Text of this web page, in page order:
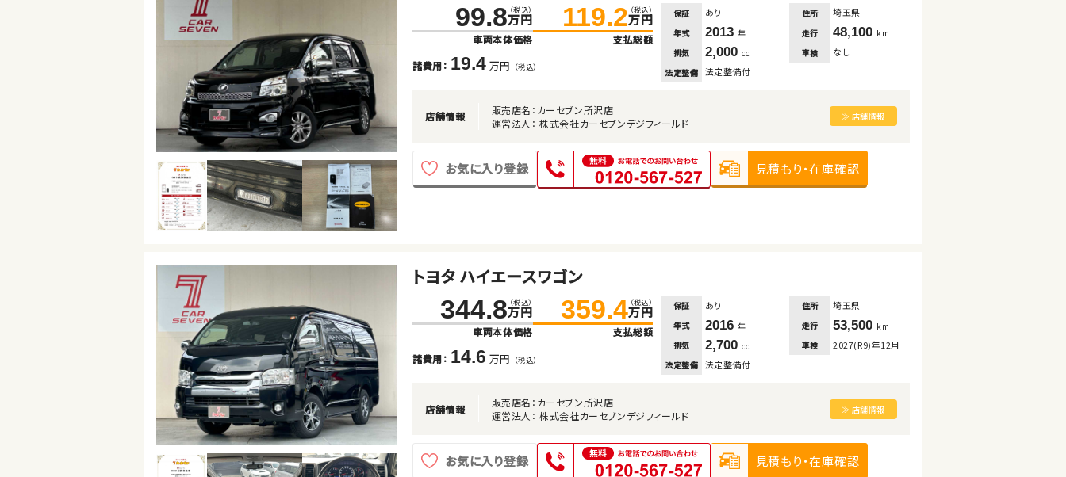
99.8 （税込）
万円
車両本体価格
119.2 （税込）
万円
支払総額
諸費用： 19.4 万円 （税込）
保証 あり 住所 埼玉県
年式 2013 年 走行 48,100 km
排気
2,000 cc 車検 なし
法定整備 法定整備付
店舗情報
販売店名：カーセブン所沢店
運営法人： 株式会社カーセブンデジフィールド
≫ 店舗情報
お気に入り登録 見積もり・在庫確認
トヨタ ハイエースワゴン
344.8 （税込）
万円
車両本体価格
359.4 （税込）
万円
支払総額
諸費用： 14.6 万円 （税込）
保証 あり 住所 埼玉県
年式 2016 年 走行 53,500 km
排気
2,700 cc 車検 2027(R9)年12月
法定整備 法定整備付
店舗情報
販売店名：カーセブン所沢店
運営法人： 株式会社カーセブンデジフィールド
≫ 店舗情報
お気に入り登録 見積もり・在庫確認